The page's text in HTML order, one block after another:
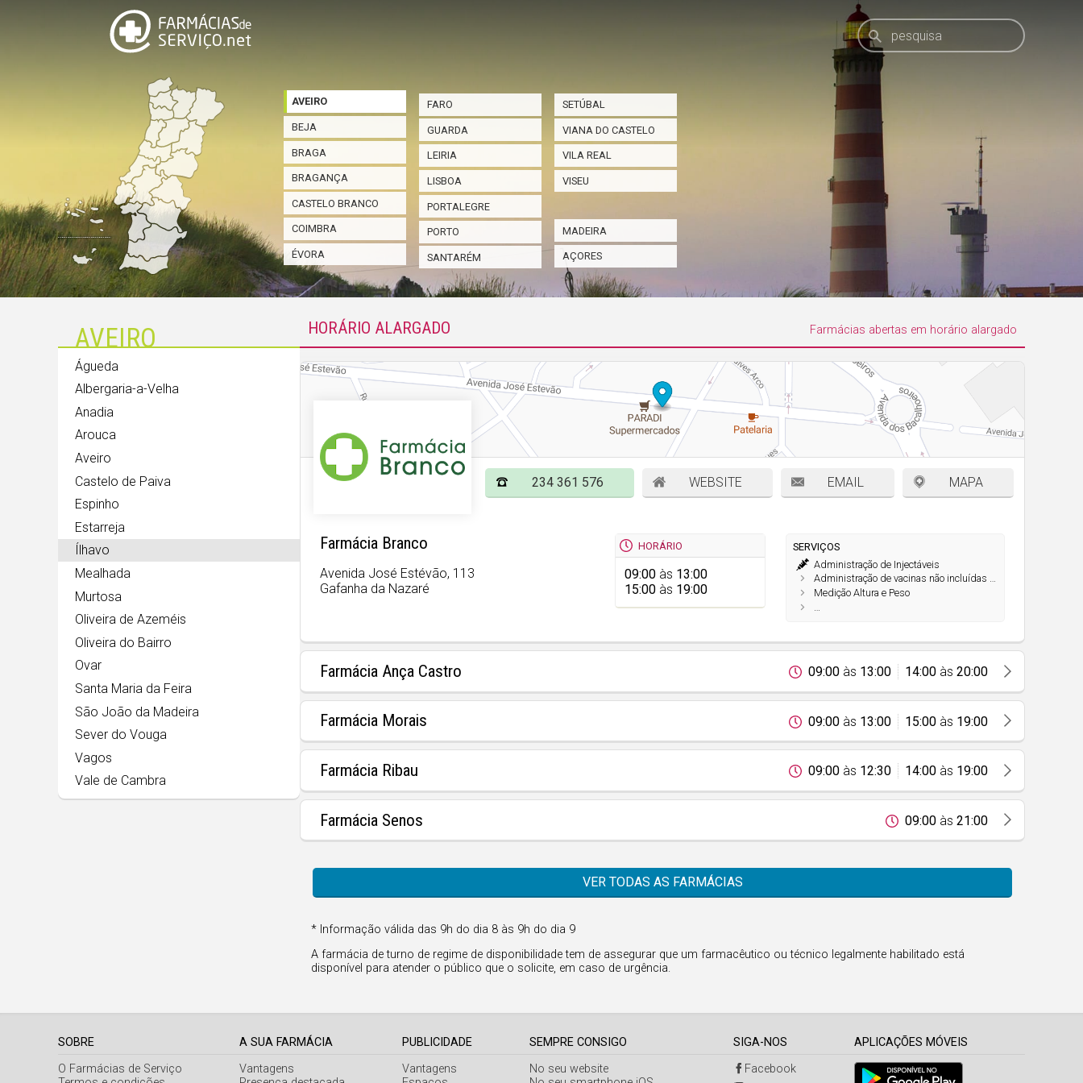
AVEIRO
BEJA
BRAGA
BRAGANÇA
CASTELO BRANCO
COIMBRA
ÉVORA
FARO
GUARDA
LEIRIA
LISBOA
PORTALEGRE
PORTO
SANTARÉM
SETÚBAL
VIANA DO CASTELO
VILA REAL
VISEU
MADEIRA
AÇORES
AVEIRO
Águeda
Albergaria-a-Velha
Anadia
Arouca
Aveiro
Castelo de Paiva
Espinho
Estarreja
Ílhavo
Mealhada
Murtosa
Oliveira de Azeméis
Oliveira do Bairro
Ovar
Santa Maria da Feira
São João da Madeira
Sever do Vouga
Vagos
Vale de Cambra
HORÁRIO ALARGADO Farmácias abertas em horário alargado
234 361 576 WEBSITE EMAIL MAPA
Farmácia Branco
Avenida José Estévão, 113
Gafanha da Nazaré
HORÁRIO
09:00às 13:00
15:00às 19:00
SERVIÇOS
Administração de Injectáveis
Administração de vacinas não incluídas no Plano Nacional de Saúde
Medição Altura e Peso
Farmácia Ança Castro 09:00 às 13:00 14:00 às20:00
Farmácia Morais 09:00 às 13:00 15:00 às 19:00
Farmácia Ribau 09:00 às 12:30 14:00 às 19:00
Farmácia Senos 09:00 às21:00
VER TODAS AS FARMÁCIAS
* Informação válida das 9h do dia 8 às 9h do dia 9
A farmácia de turno de regime de disponibilidade tem de assegurar que um farmacêutico ou técnico legalmente habilitado está
disponível para atender o público que o solicite, em caso de urgência.
SOBRE
O Farmácias de Serviço
A SUA FARMÁCIA
Vantagens
PUBLICIDADE
Vantagens
SEMPRE CONSIGO
No seu website
SIGA-NOS
Facebook
APLICAÇÕES MÓVEIS